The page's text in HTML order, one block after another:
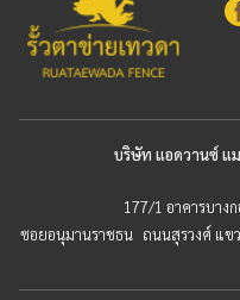
บริษัท แอดวานซ์ แ
177/1 อาคารบาง
ซอยอนุมานราชธน ถนนสุรวงศ์ แขว